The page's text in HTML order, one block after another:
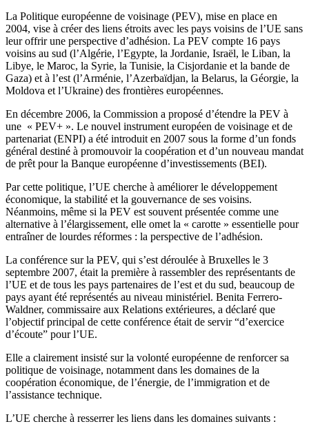
La Politique européenne de voisinage (PEV), mise en place en
2004, vise à créer des liens étroits avec les pays voisins de l’UE sans
leur offrir une perspective d’adhésion. La PEV compte 16 pays
voisins au sud (l’Algérie, l’Egypte, la Jordanie, Israël, le Liban, la
Libye, le Maroc, la Syrie, la Tunisie, la Cisjordanie et la bande de
Gaza) et à l’est (l’Arménie, l’Azerbaïdjan, la Belarus, la Géorgie, la
Moldova et l’Ukraine) des frontières européennes.
En décembre 2006, la Commission a proposé d’étendre la PEV à
une « PEV+ ». Le nouvel instrument européen de voisinage et de
partenariat (ENPI) a été introduit en 2007 sous la forme d’un fonds
général destiné à promouvoir la coopération et d’un nouveau mandat
de prêt pour la Banque européenne d’investissements (BEI).
Par cette politique, l’UE cherche à améliorer le développement
économique, la stabilité et la gouvernance de ses voisins.
Néanmoins, même si la PEV est souvent présentée comme une
alternative à l’élargissement, elle omet la « carotte » essentielle pour
entraîner de lourdes réformes : la perspective de l’adhésion.
La conférence sur la PEV, qui s’est déroulée à Bruxelles le 3
septembre 2007, était la première à rassembler des représentants de
l’UE et de tous les pays partenaires de l’est et du sud, beaucoup de
pays ayant été représentés au niveau ministériel. Benita Ferrero-
Waldner, commissaire aux Relations extérieures, a déclaré que
l’objectif principal de cette conférence était de servir “d’exercice
d’écoute” pour l’UE.
Elle a clairement insisté sur la volonté européenne de renforcer sa
politique de voisinage, notamment dans les domaines de la
coopération économique, de l’énergie, de l’immigration et de
l’assistance technique.
L’UE cherche à resserrer les liens dans les domaines suivants :